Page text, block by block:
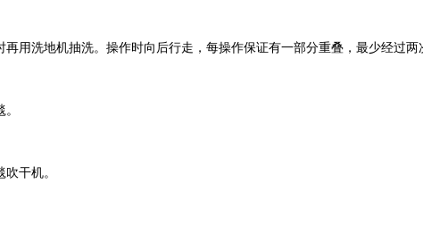
用洗地机抽洗。操作时向后行走，每操作保证有一部分重叠，最少经过两
干机。